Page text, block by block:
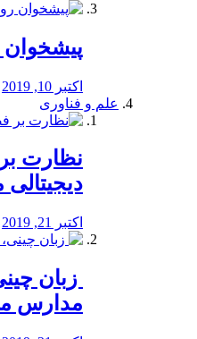
پیشخوان
اکتبر 10, 2019
علم و فناوری
نظارت
اکتبر 21, 2019
زبان
مدارس